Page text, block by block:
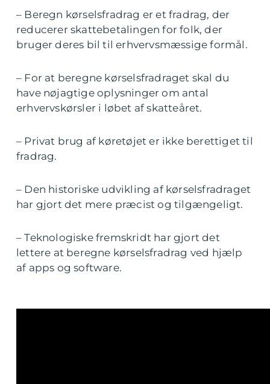
– Beregn kørselsfradrag er et fradrag, der
reducerer skattebetalingen for folk, der
bruger deres bil til erhvervsmæssige formål.
– For at beregne kørselsfradraget skal du
have nøjagtige oplysninger om antal
erhvervskørsler i løbet af skatteåret.
– Privat brug af køretøjet er ikke berettiget til
fradrag.
– Den historiske udvikling af kørselsfradraget
har gjort det mere præcist og tilgængeligt.
– Teknologiske fremskridt har gjort det
lettere at beregne kørselsfradrag ved hjælp
af apps og software.